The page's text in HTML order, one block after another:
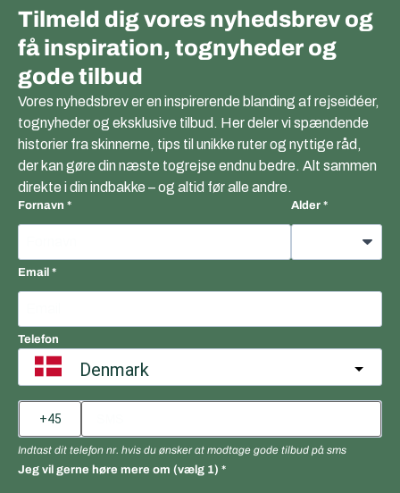
Tilmeld dig vores nyhedsbrev og
få inspiration, tognyheder og
gode tilbud
Vores nyhedsbrev er en inspirerende blanding af rejseidéer,
tognyheder og eksklusive tilbud. Her deler vi spændende
historier fra skinnerne, tips til unikke ruter og nyttige råd,
der kan gøre din næste togrejse endnu bedre. Alt sammen
direkte i din indbakke – og altid før alle andre.
Fornavn Alder
Email
Telefon
Denmark
Indtast dit telefon nr. hvis du ønsker at modtage gode tilbud på sms
Jeg vil gerne høre mere om (vælg 1)